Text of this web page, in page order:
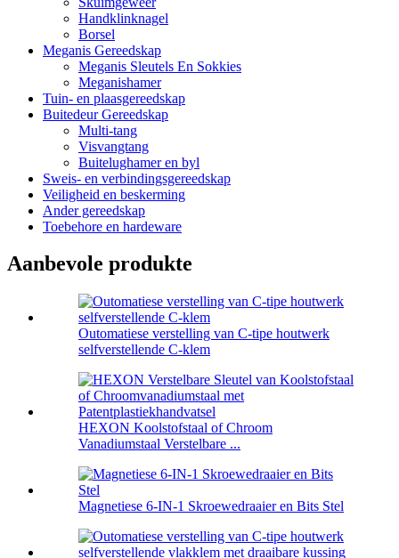
Handklinknagel
Borsel
Meganis Gereedskap
Meganis Sleutels En Sokkies
Meganishamer
Tuin- en plaasgereedskap
Buitedeur Gereedskap
Multi-tang
Visvangtang
Buitelughamer en byl
Sweis- en verbindingsgereedskap
Veiligheid en beskerming
Ander gereedskap
Toebehore en hardeware
Aanbevole produkte
Outomatiese verstelling van C-tipe houtwerk
selfverstellende C-klem
HEXON Koolstofstaal of Chroom
Vanadiumstaal Verstelbare ...
Magnetiese 6-IN-1 Skroewedraaier en Bits Stel